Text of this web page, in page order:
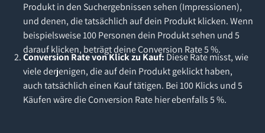
Produkt in den Suchergebnissen sehen (Impressionen),
und denen, die tatsächlich auf dein Produkt klicken. Wenn
beispielsweise 100 Personen dein Produkt sehen und 5
darauf klicken, beträgt deine Conversion Rate 5 %.
Conversion Rate von Klick zu Kauf:Diese Rate misst, wie
viele derjenigen, die auf dein Produkt geklickt haben,
auch tatsächlich einen Kauf tätigen. Bei 100 Klicks und 5
Käufen wäre die Conversion Rate hier ebenfalls 5 %.